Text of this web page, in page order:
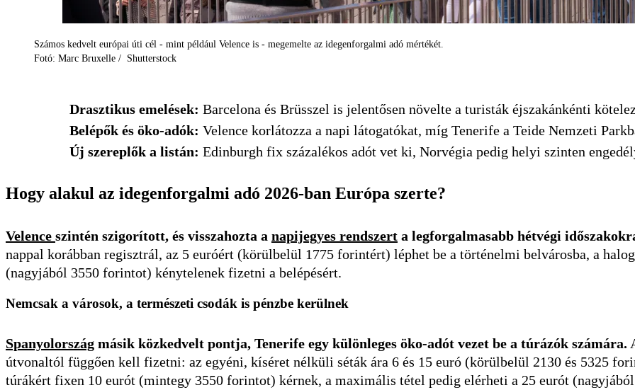
Számos kedvelt európai úti cél - mint például Velence is - megemelte az idegenforgalmi adó mértékét.
Fotó: Marc Bruxelle / Shutterstock
Drasztikus emelések: Barcelona és Brüsszel is jelentősen növelte a turisták éjszakánkénti
Belépők és öko-adók: Velence korlátozza a napi látogatókat, míg Tenerife a Teide Nemzeti
Új szereplők a listán: Edinburgh fix százalékos adót vet ki, Norvégia pedig helyi szinten
Hogy alakul az idegenforgalmi adó 2026-ban Európa szerte?
Velence szintén szigorított, és visszahozta a napijegyes rendszert a legforgalmasabb hétvégi
nappal korábban regisztrál, az 5 euróért (körülbelül 1775 forintért) léphet be a történelmi belvárosba, a
(nagyjából 3550 forintot) kénytelenek fizetni a belépésért.
Nemcsak a városok, a természeti csodák is pénzbe kerülnek
Spanyolország másik közkedvelt pontja, Tenerife egy különleges öko-adót vezet be a túrázók számára.
útvonaltól függően kell fizetni: az egyéni, kíséret nélküli séták ára 6 és 15 euró (körülbelül 2130 és 5325
túrákért fixen 10 eurót (mintegy 3550 forintot) kérnek, a maximális tétel pedig elérheti a 25 eurót